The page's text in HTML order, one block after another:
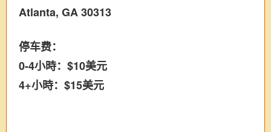
Atlanta, GA 30313
停车费：
0-4小時：$10美元
4+小時：$15美元